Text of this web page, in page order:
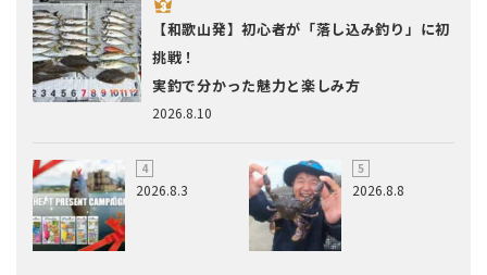
2026.8.10
【和歌山発】初心者が「落し込み釣り」に初
挑戦！
実釣で分かった魅力と楽しみ方
2026.8.3 2026.8.8